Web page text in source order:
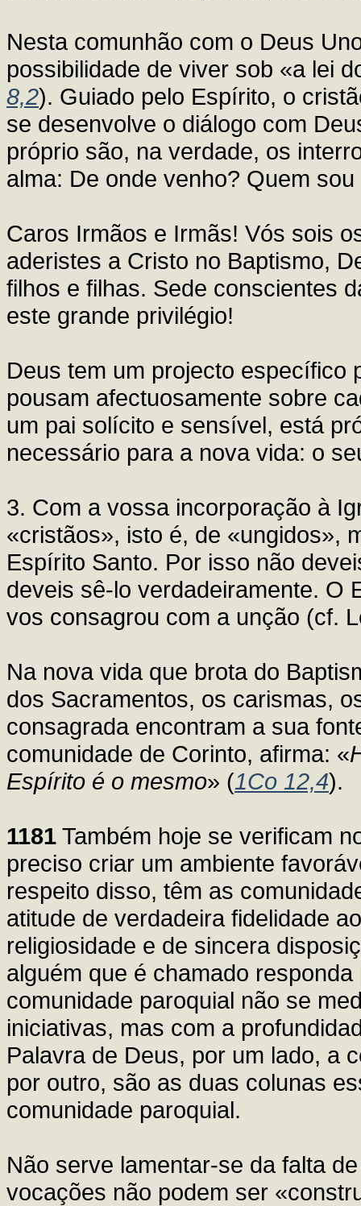
Nesta comunhão com o Deus
possibilidade de viver sob «a lei
8,2). Guiado pelo Espírito, o
se desenvolve o diálogo com
próprio são, na verdade, os
alma: De onde venho? Quem
Caros Irmãos e Irmãs! Vós sois
aderistes a Cristo no Baptismo,
filhos e filhas. Sede conscientes
este grande privilégio!
Deus tem um projecto específico
pousam afectuosamente sobre
um pai solícito e sensível, está
necessário para a nova vida: o
3. Com a vossa incorporação à
«cristãos», isto é, de «ungidos»,
Espírito Santo. Por isso não
deveis sê-lo verdadeiramente. O
vos consagrou com a unção (cf.
Na nova vida que brota do
dos Sacramentos, os carismas,
consagrada encontram a sua
comunidade de Corinto, afirma: «
Espírito é o mesmo» (1Co 12,4).
1181 Também hoje se verificam
preciso criar um ambiente
respeito disso, têm as
atitude de verdadeira fidelidade
religiosidade e de sincera
alguém que é chamado
comunidade paroquial não se
iniciativas, mas com a
Palavra de Deus, por um lado, a
por outro, são as duas colunas
comunidade paroquial.
Não serve lamentar-se da falta
vocações não podem ser